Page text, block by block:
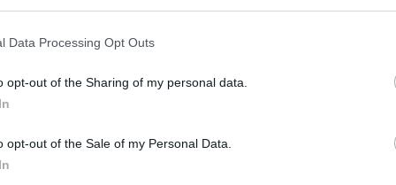
Data Processing Opt Outs
opt-out of the Sharing of my personal data.
opt-out of the Sale of my Personal Data.
χλμ./ώρα. Διευκρίνισε, ωστόσο, ότι δεν προέκυψε
είχαν συνεννοηθεί για τη διεξαγωγή αυτοσχέδιου
πως «υπήρχε ένας άτυπος ανταγωνισμός μεταξύ